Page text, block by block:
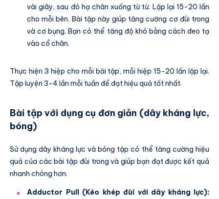
vài giây, sau đó hạ chân xuống từ từ. Lặp lại 15-20 lần
cho mỗi bên. Bài tập này giúp tăng cường cơ đùi trong
và cơ bụng. Bạn có thể tăng độ khó bằng cách đeo tạ
vào cổ chân.
Thực hiện 3 hiệp cho mỗi bài tập, mỗi hiệp 15-20 lần lặp lại.
Tập luyện 3-4 lần mỗi tuần để đạt hiệu quả tốt nhất.
Bài tập với dụng cụ đơn giản (dây kháng lực,
bóng)
Sử dụng dây kháng lực và bóng tập có thể tăng cường hiệu
quả của các bài tập đùi trong và giúp bạn đạt được kết quả
nhanh chóng hơn.
Adductor Pull (Kéo khép đùi với dây kháng lực):